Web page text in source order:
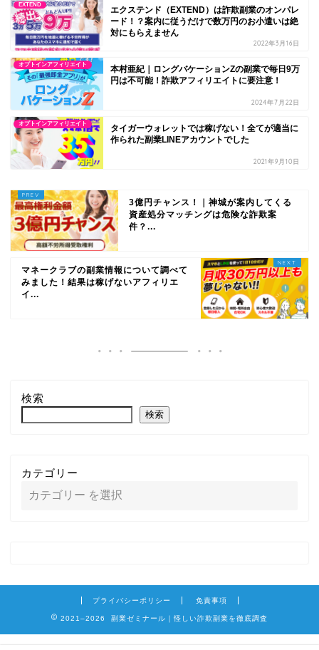
EXTEND
エクステンド（EXTEND）は詐欺副業のオンパレ
ード！？案内に従うだけで数万円のお小遣いは絶
対にもらえません
2022年3月16日
オプトインアフィリエイト
本村亜紀｜ロングバケーションZの副業で毎日9万
円は不可能！詐欺アフィリエイトに要注意！
2024年7月22日
オプトインアフィリエイト
タイガーウォレットでは稼げない！全てが適当に
作られた副業LINEアカウントでした
2021年9月10日
3億円チャンス！｜神城が案内してくる
資産処分マッチングは危険な詐欺案
件？...
マネークラブの副業情報について調べて
みました！結果は稼げないアフィリエ
イ...
検索
検索
カテゴリー
プライバシーポリシー 免責事項
2021–2026 副業ゼミナール｜怪しい詐欺副業を徹底調査